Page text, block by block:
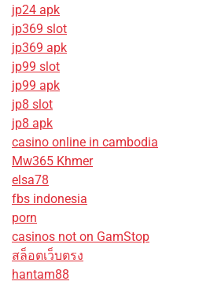
jp24 apk
jp369 slot
jp369 apk
jp99 slot
jp99 apk
jp8 slot
jp8 apk
casino online in cambodia
Mw365 Khmer
elsa78
fbs indonesia
porn
casinos not on GamStop
สล็อตเว็บตรง
hantam88